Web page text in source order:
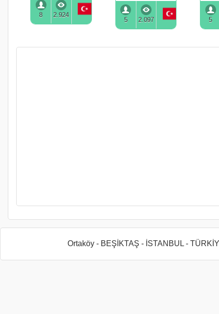
8 2.924
5 2.097 5
Ortaköy - BEŞİKTAŞ - İSTANBUL -